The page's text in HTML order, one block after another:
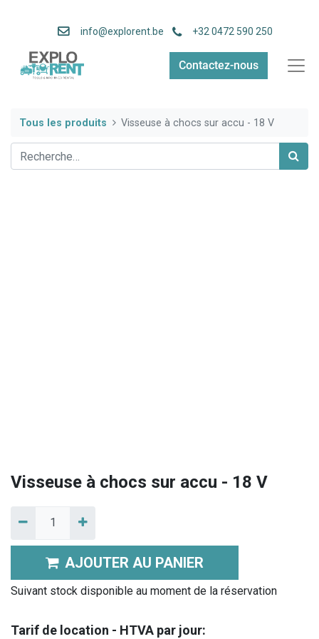
info@explorent.be +32 0472 590 250
Contactez-nous
Tous les produits Visseuse à chocs sur accu - 18 V
Visseuse à chocs sur accu - 18 V
AJOUTER AU PANIER
Suivant stock disponible au moment de la réservation
Tarif de location - HTVA par jour: